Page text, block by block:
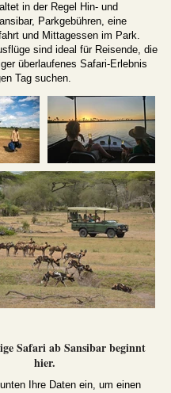
in der Regel Hin- und
Parkgebühren, eine
und Mittagessen im Park.
sind ideal für Reisende, die
überlaufenes Safari-Erlebnis
Tag suchen.
Safari ab Sansibar beginnt
hier.
Ihre Daten ein, um einen